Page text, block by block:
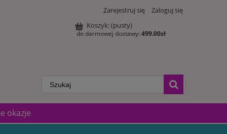
Zarejestruj się
Zaloguj się
Koszyk:(pusty)
do darmowej dostawy: 499.00zł
okazje